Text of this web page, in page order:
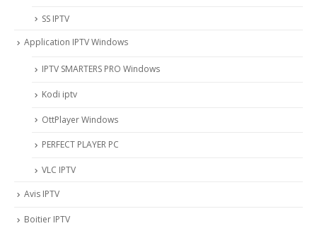
SS IPTV
Application IPTV Windows
IPTV SMARTERS PRO Windows
Kodi iptv
OttPlayer Windows
PERFECT PLAYER PC
VLC IPTV
Avis IPTV
Boitier IPTV